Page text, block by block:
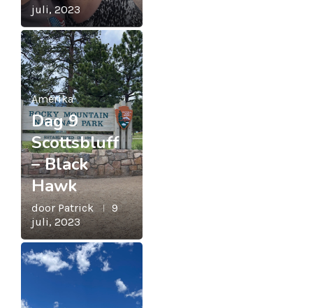
juli, 2023
Amerika
Dag 9
Scottsbluff
– Black
Hawk
doorPatrick
9
juli, 2023